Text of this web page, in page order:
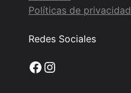
Políticas de privacidad
Redes Sociales
Facebook
Instagram